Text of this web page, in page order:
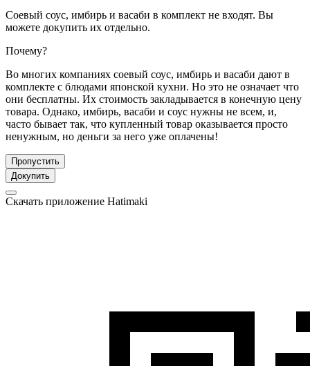
Соевый соус, имбирь и васаби в комплект не входят. Вы
можете докупить их отдельно.
Почему?
Во многих компаниях соевый соус, имбирь и васаби дают в
комплекте с блюдами японской кухни. Но это не означает что
они бесплатны. Их стоимость закладывается в конечную цену
товара. Однако, имбирь, васаби и соус нужны не всем, и,
часто бывает так, что купленный товар оказывается просто
ненужным, но деньги за него уже оплачены!
Пропустить
Докупить
Скачать приложение Hatimaki